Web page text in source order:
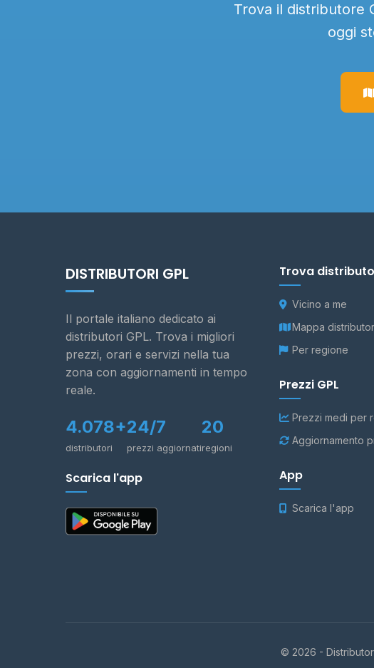
Trova il distributore
oggi
DISTRIBUTORI GPL
Il portale italiano dedicato ai
distributori GPL. Trova i migliori
prezzi, orari e servizi nella tua
zona con aggiornamenti in tempo
reale.
4.078+
distributori
24/7
prezzi aggiornati
20
regioni
Scarica l'app
Trova
Vicino a me
Mappa
Per regione
Prezzi GPL
Prezzi medi per
Aggiornamento
App
Scarica l'app
© 2026 -